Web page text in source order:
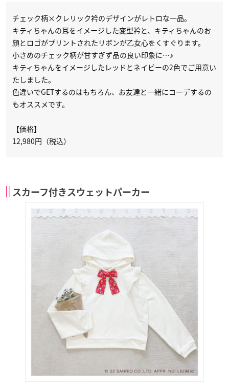
チェック柄×クレリック衿のデザインがレトロな一品。
キティちゃんの耳をイメージした変型衿と、キティちゃんのお
顔とロゴがプリントされたリボンが乙女心をくすぐります。
小さめのチェック柄が甘すぎず品の良い印象に…♪
キティちゃんをイメージしたレッドとネイビーの2色でご用意い
たしました。
色違いでGETするのはもちろん、お友達と一緒にコーデするの
もオススメです。
【価格】
12,980円（税込）
スカーフ付きスウェットパーカー